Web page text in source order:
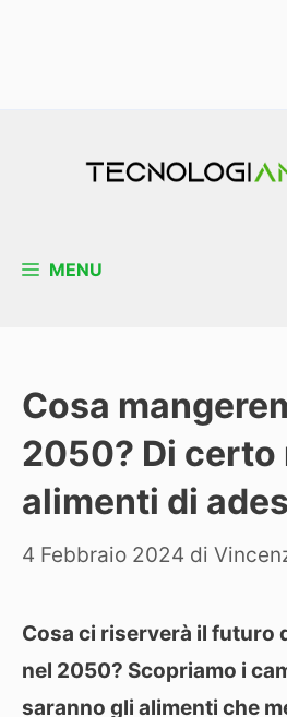
MENU
Cosa
2050? Di certo
alimenti di
4 Febbraio 2024 di
Cosa ci riserverà il futuro
nel 2050? Scopriamo i
saranno gli alimenti che